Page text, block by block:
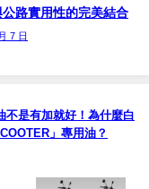
公路實用性的完美結合
7 日
不是有加就好！為什麼白
」專用油？